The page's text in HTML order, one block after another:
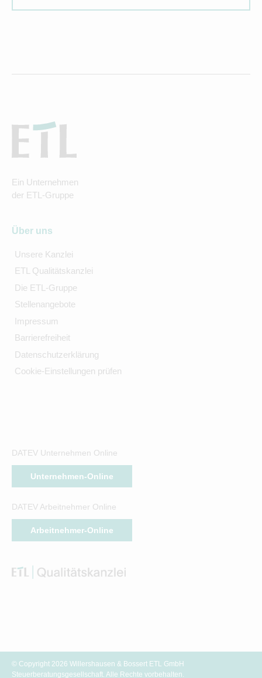
Ein Unternehmen
der ETL-Gruppe
Über uns
Unsere Kanzlei
ETL Qualitätskanzlei
Die ETL-Gruppe
Stellenangebote
Impressum
Barrierefreiheit
Datenschutzerklärung
Cookie-Einstellungen prüfen
DATEV Unternehmen Online
Unternehmen-Online
DATEV Arbeitnehmer Online
Arbeitnehmer-Online
© Copyright 2026 Willershausen & Bossert ETL GmbH
Steuerberatungsgesellschaft. Alle Rechte vorbehalten.